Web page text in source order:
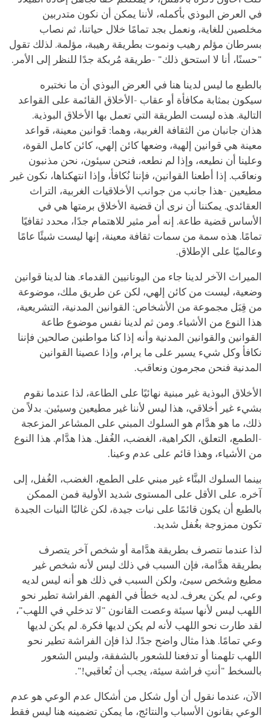
في العرض البوذي بأكمله، لأننا يمكن أن نكون متدربين
مخلصين للغاية، ونعمل بجد تمامًا خلال حياتنا، ثم نصاب
بسرطان مؤلم رهيب ونموت بطريقة رهيبة، مؤلمة. لذلك تقول
"حسنًا، أنا لا استحق ذلك" -طريقة مُربكة جدًا للنظر إلى الأمر.
بالطبع ما ليس لدينا هنا في العرض البوذي أن ما نختبره
سيكون بمثابة مكافأة أو عقاب -الأخلاق القائمة على القواعد
التالية. هذه ليست الطريقة التي تعمل بها الأخلاق البوذية.
هذان جانبان من الثقافة الغربية، وهما: قوانين معينة، قواعد
معينة هي قوانين إلهية، وضعها كائن إلهي، كائن كامل القوة،
وعلينا أن نطيعه، وإذا لم نطعه، فنحن سيئون، نحن مذنبون
ونعاقَب. إذا أطعنا القوانين، فإننا نُكافأ، وإذا انتهكناها، نكون غير
مطيعين -هذا جانب من جوانب الأخلاقيات الغربية، التراث
العقائدي. يمكننا أن نرى أن قضية الأخلاق برمتها هي في
الأساس قضية طاعة. إنه أمر مثير للاهتمام جدًا، محدد ثقافيًا
تمامًا. هذه سمة من سمات ثقافة معينة، إنها ليست شيئًا عامًا
وعالميًا على الإطلاق.
الميراث الآخر لدينا جاء من اليونانيين القدماء. هنا لدينا قوانين
وضعية، ليست من كائن إلهي، لكن عن طريق ملك، موضوعة
من قِبَل مجموعة من الأشخاص: القوانين المدنية، التشريعية،
هذا النوع من الأشياء. ومن ثم لدينا نفس موضوع طاعة
القوانين والقوانين المدنية وأنه إذا كنا مواطنين صالحين فإننا
نكافأ وكل شيء يسير على ما يرام، وإذا عصينا القوانين
المدنية فنحن مجرمون ونعاقب.
الأخلاق البوذية غير مبنية نهائيًا على الطاعة، لذا عندما نقوم
بشيء غير أخلاقي، هذا ليس لأننا غير مطيعين وسيئين. بدلاً من
ذلك، ما هو هدَّام هو السلوك المبني على المشاعر المزعجة
-الطمع، التعلق، الكراهية، الغضب، الغُفل. هذا هدَّام. هذا النوع
من الأشياء، وهذا قائم على عدم وعينا.
بينما السلوك البنَّاء غير مبني على الطمع، الغضب، الغُفل، إلى
آخره. على الأقل على المستوى شديد الأولية فمن الممكن
بالطبع أن يكون قائمًا على نيات جيدة، لكن غالبًا النيات الجيدة
تكون ممزوجة بغُفل شديد.
لذا عندما نتصرف بطريقة هدَّامة أو شخص آخر يتصرف
بطريقة هدَّامة، فإن السبب في ذلك ليس لأنه شخص غير
مطيع وشخص سيئ، ولكن السبب في ذلك هو أنه ليس لديه
وعي، لم يكن يعرف. لديه خطأ في الفهم. الفراشة تطير نحو
اللهب ليس لأنها سيئة وعصت القانون "لا تدخلي في اللهب"،
لقد طارت نحو اللهب لأنه لم يكن لديها فكرة. لم يكن لديها
وعي تمامًا. هذا مثال واضح جدًا. لذا فإن الفراشة تطير نحو
اللهب تلهمنا أو تدفعنا للشعور بالشفقة، وليس الشعور
بالسخط "أنتِ فراشة سيئة، يجب أن تُعاقبي!".
الآن، عندما نقول أن أول شكل من أشكال عدم الوعي هو عدم
الوعي بقانون الأسباب والنتائج، ما يمكن تضمينه هنا ليس فقط